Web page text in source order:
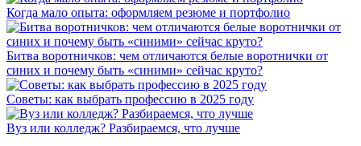
Когда мало опыта: оформляем резюме и портфолио
Битва воротничков: чем отличаются белые воротнички от
синих и почему быть «синими» сейчас круто?
Советы: как выбрать профессию в 2025 году
Вуз или колледж? Разбираемся, что лучше